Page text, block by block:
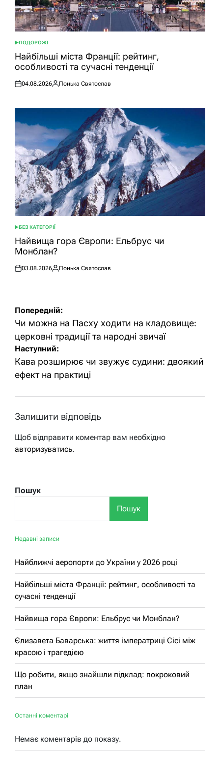
ОПУБЛІКУВАТИ
У
ПОДОРОЖІ
Найбільші міста Франції: рейтинг,
особливості та сучасні тенденції
Оприлюднено
04.08.2026
Опубліковано
Понька Святослав
ОПУБЛІКУВАТИ
У
БЕЗ КАТЕГОРІЇ
Найвища гора Європи: Ельбрус чи
Монблан?
Оприлюднено
03.08.2026
Опубліковано
Понька Святослав
Навігація
записів
Попередній:
Чи можна на Пасху ходити на кладовище:
церковні традиції та народні звичаї
Наступний:
Кава розширює чи звужує судини: двоякий
ефект на практиці
Залишити відповідь
Щоб відправити коментар вам необхідно
авторизуватись.
Пошук
Пошук
Недавні записи
Найближчі аеропорти до України у 2026 році
Найбільші міста Франції: рейтинг, особливості та
сучасні тенденції
Найвища гора Європи: Ельбрус чи Монблан?
Єлизавета Баварська: життя імператриці Сісі між
красою і трагедією
Що робити, якщо знайшли підклад: покроковий
план
Останні коментарі
Немає коментарів до показу.